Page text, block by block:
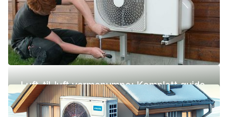
Luft-til-luft varmepumpe: Komplett guide
(pris, fordeler og ulemper)